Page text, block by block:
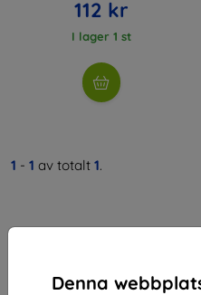
Denna
112 kr
I lager 1 st
1 - 1 av totalt 1.